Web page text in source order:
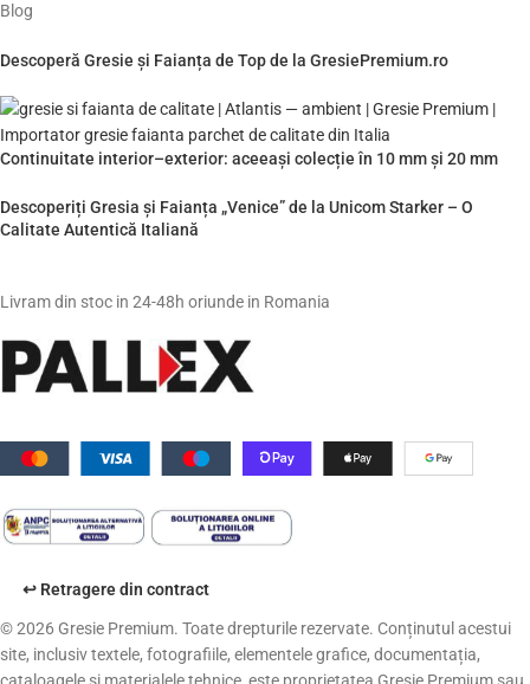
Blog
Descoperă Gresie și Faianța de Top de la GresiePremium.ro
Continuitate interior–exterior: aceeași colecție în 10 mm și 20 mm
Descoperiți Gresia și Faianța „Venice” de la Unicom Starker – O
Calitate Autentică Italiană
Livram din stoc in 24-48h oriunde in Romania
↩️ Retragere din contract
© 2026 Gresie Premium. Toate drepturile rezervate. Conținutul acestui
site, inclusiv textele, fotografiile, elementele grafice, documentația,